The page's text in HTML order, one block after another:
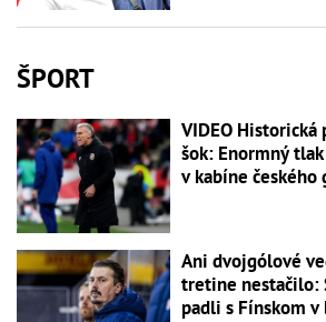
ŠPORT
VIDEO
šok: Enormný
v kabíne českého
Ani dvojgólové
tretine nestačilo:
padli s Fínskom